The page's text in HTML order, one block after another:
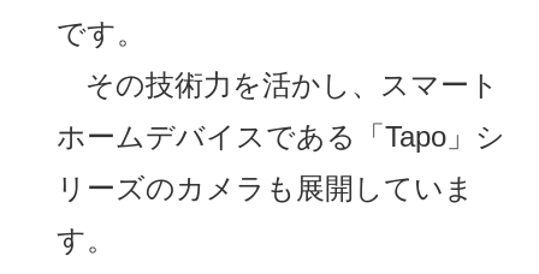
です。
その技術力を活かし、スマート
ホームデバイスである「Tapo」シ
リーズのカメラも展開していま
す。